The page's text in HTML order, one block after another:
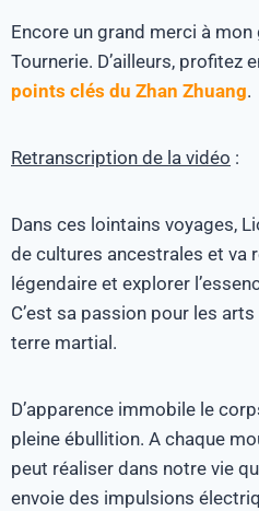
Encore un grand merci à mon
Tournerie. D’ailleurs, profitez
points clés du Zhan Zhuang.
Retranscription de la vidéo :
Dans ces lointains voyages,
de cultures ancestrales et va
légendaire et explorer
C’est sa passion pour les
terre martial.
D’apparence immobile le
pleine ébullition. A chaque
peut réaliser dans notre vie
envoie des impulsions